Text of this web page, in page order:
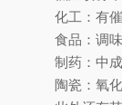
化工：有
食品：调
制药：中
陶瓷：氧